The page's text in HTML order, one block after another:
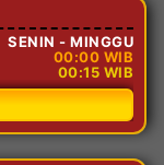
SENIN - MINGGU
00:00 WIB
00:15 WIB